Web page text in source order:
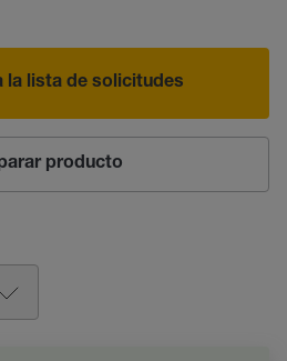
la lista de solicitudes
producto